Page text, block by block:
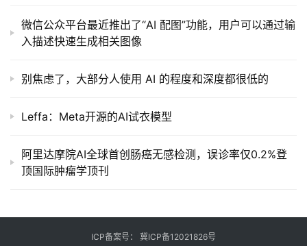
微信公众平台最近推出了“AI 配图”功能，用户可以通过输
入描述快速生成相关图像
别焦虑了，大部分人使用 AI 的程度和深度都很低的
Leffa：Meta开源的AI试衣模型
阿里达摩院AI全球首创肠癌无感检测，误诊率仅0.2%登
顶国际肿瘤学顶刊
ICP备案号： 冀ICP备12021826号